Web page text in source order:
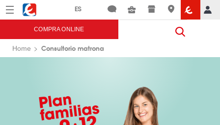
Menú Eroski
COMPRA ONLINE
Home Consultorio matrona